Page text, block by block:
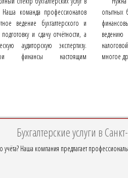
Наша команда профессионалов
ведение бухгалтерского и
и сдачу отчётности, а
аудиторскую экспертизу.
финансы настоящим
опытных
многое
Бухгалтерские услуги в
Наша компания предлагает